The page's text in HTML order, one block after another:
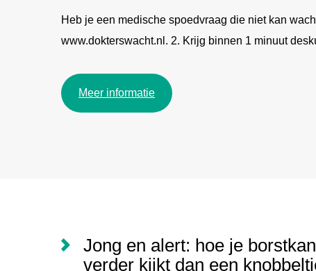
Heb je een medische spoedvraag die niet kan
www.dokterswacht.nl. 2. Krijg binnen 1 minuut
Meer informatie
Jong en alert: hoe je
verder kijkt dan een